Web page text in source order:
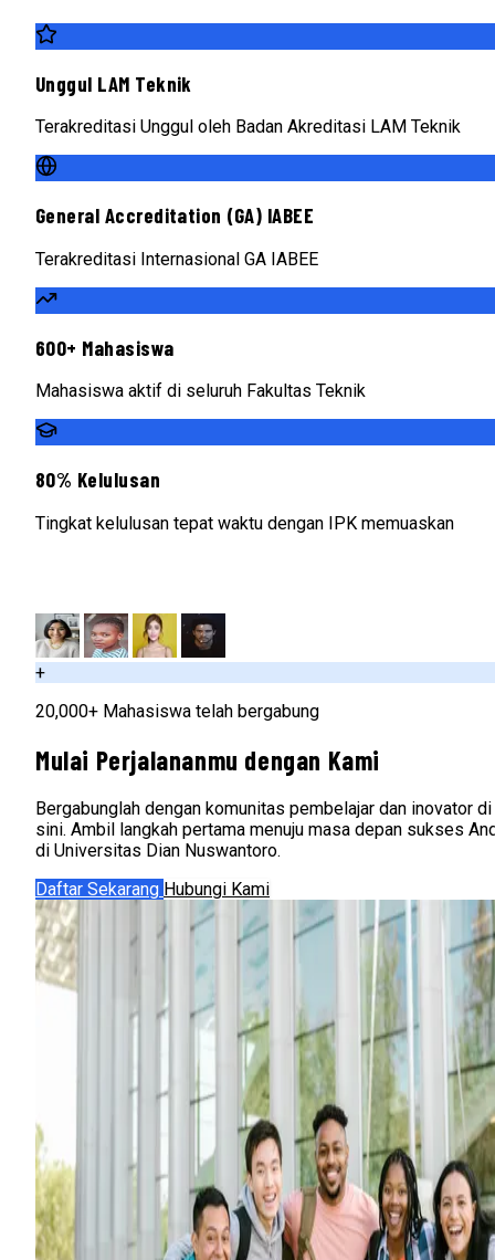
Unggul LAM Teknik
Terakreditasi Unggul oleh Badan Akreditasi LAM Teknik
General Accreditation (GA) IABEE
Terakreditasi Internasional GA IABEE
600+ Mahasiswa
Mahasiswa aktif di seluruh Fakultas Teknik
80% Kelulusan
Tingkat kelulusan tepat waktu dengan IPK memuaskan
+
20,000+ Mahasiswa telah bergabung
Mulai Perjalananmu dengan Kami
Bergabunglah dengan komunitas pembelajar dan inovator di
sini. Ambil langkah pertama menuju masa depan sukses
di Universitas Dian Nuswantoro.
Daftar Sekarang Hubungi Kami